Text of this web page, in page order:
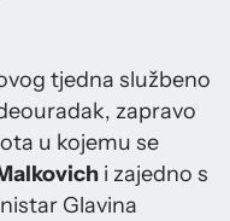
tjedna službeno
zapravo
u kojemu se
i zajedno s
Glavina